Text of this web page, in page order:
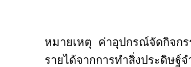
หมายเหตุ ค่าอุปกรณ์จัดกิจกร
รายได้จากการทำสิ่งประดิษฐ์